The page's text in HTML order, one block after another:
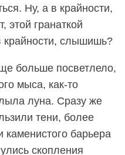
Ну, а в крайности,
этой гранаткой
крайности, слышишь?
больше посветлело,
мыса, как-то
луна. Сразу же
тени, более
каменистого барьера
скопления